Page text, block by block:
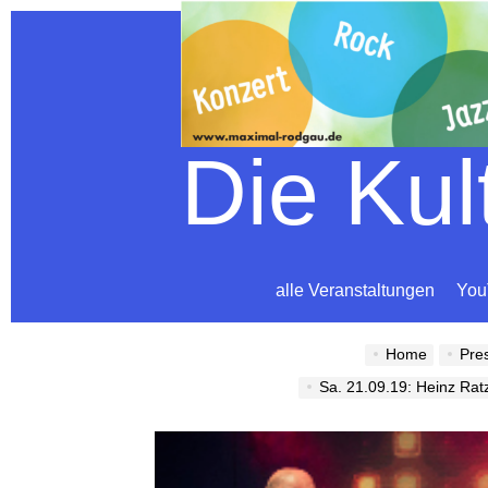
Die
alle Veranstaltungen
Home
Sa. 21.09.19: Heinz